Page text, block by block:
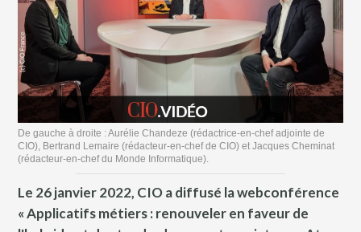
De gauche à droite : Aurélie Chandeze (rédactrice-en-chef adjointe de
CIO), Bertrand Lemaire (rédacteur-en-chef de CIO) et Jacques Cheminat
(rédacteur-en-chef du Monde Informatique).
Le 26 janvier 2022, CIO a diffusé la webconférence
« Applicatifs métiers : renouveler en faveur de